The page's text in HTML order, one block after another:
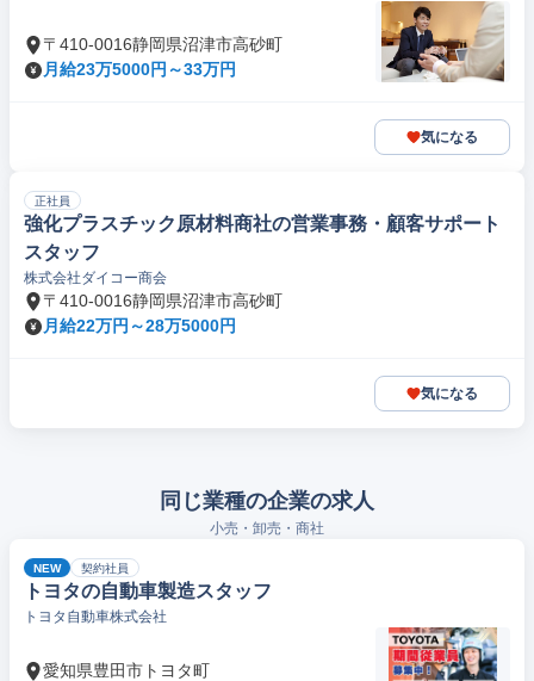
〒410-0016静岡県沼津市高砂町
月給23万5000円～33万円
気になる
正社員
強化プラスチック原材料商社の営業事務・顧客サポート
スタッフ
株式会社ダイコー商会
〒410-0016静岡県沼津市高砂町
月給22万円～28万5000円
気になる
同じ業種の企業の求人
小売・卸売・商社
NEW 契約社員
トヨタの自動車製造スタッフ
トヨタ自動車株式会社
愛知県豊田市トヨタ町